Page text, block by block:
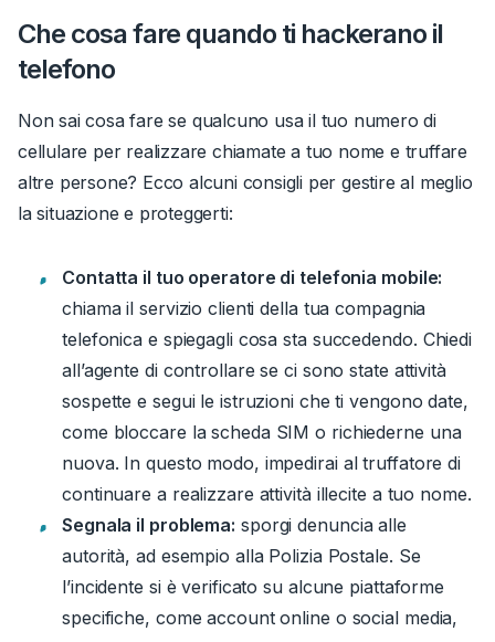
Che cosa fare quando ti hackerano il
telefono
Non sai cosa fare se qualcuno usa il tuo numero di
cellulare per realizzare chiamate a tuo nome e truffare
altre persone? Ecco alcuni consigli per gestire al meglio
la situazione e proteggerti:
Contatta il tuo operatore di telefonia mobile:
chiama il servizio clienti della tua compagnia
telefonica e spiegagli cosa sta succedendo. Chiedi
all’agente di controllare se ci sono state attività
sospette e segui le istruzioni che ti vengono date,
come bloccare la scheda SIM o richiederne una
nuova. In questo modo, impedirai al truffatore di
continuare a realizzare attività illecite a tuo nome.
Segnala il problema: sporgi denuncia alle
autorità, ad esempio alla Polizia Postale. Se
l’incidente si è verificato su alcune piattaforme
specifiche, come account online o social media,